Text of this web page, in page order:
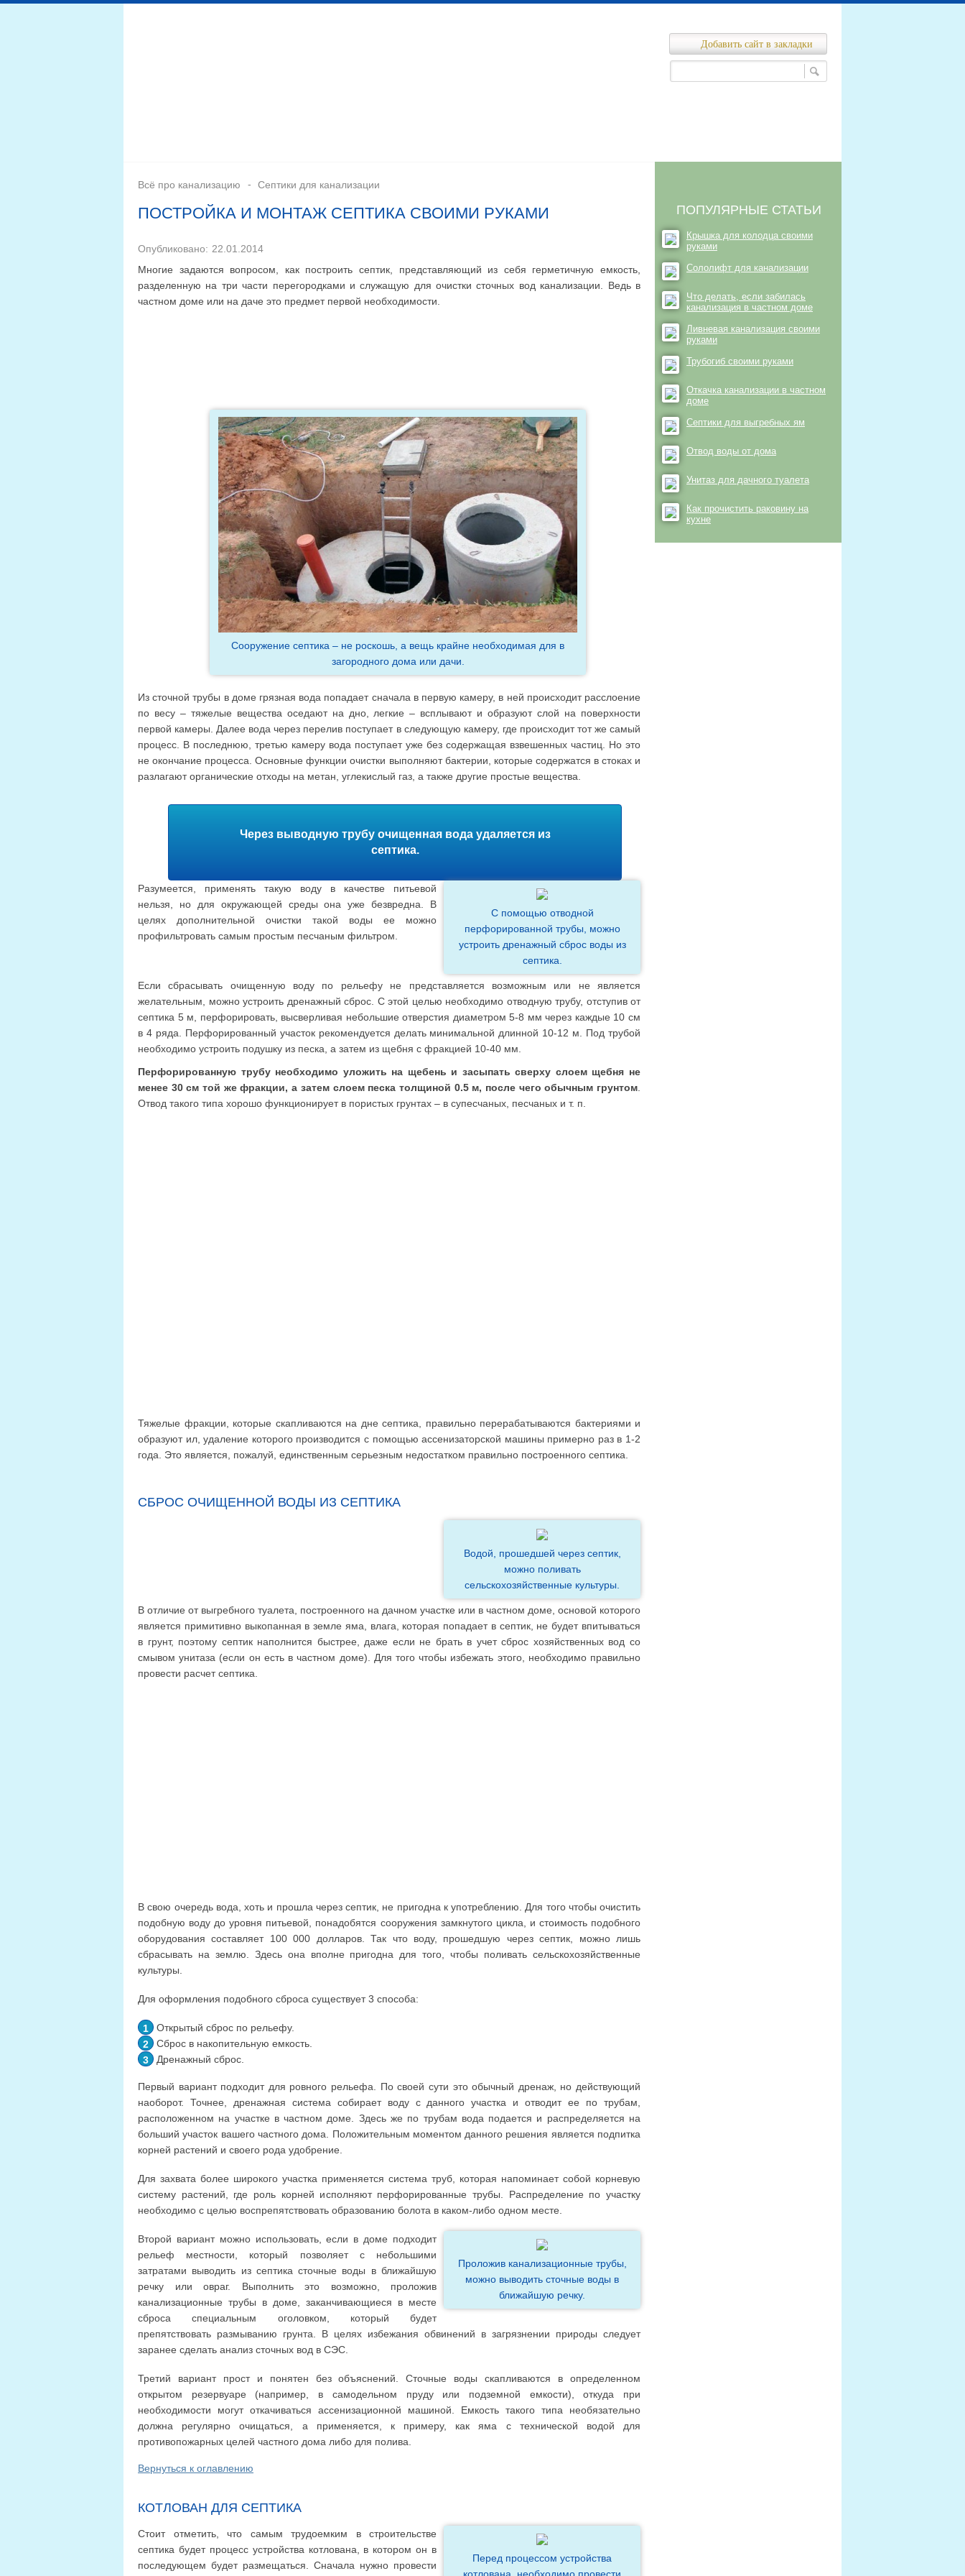
Добавить сайт в закладки
Всё про канализацию Септики для канализации
ПОСТРОЙКА И МОНТАЖ СЕПТИКА СВОИМИ РУКАМИ
Опубликовано: 22.01.2014
Многие задаются вопросом, как построить септик, представляющий из себя герметичную емкость,
разделенную на три части перегородками и служащую для очистки сточных вод канализации. Ведь в
частном доме или на даче это предмет первой необходимости.
Сооружение септика – не роскошь, а вещь крайне необходимая для в
загородного дома или дачи.
Из сточной трубы в доме грязная вода попадает сначала в первую камеру, в ней происходит расслоение
по весу – тяжелые вещества оседают на дно, легкие – всплывают и образуют слой на поверхности
первой камеры. Далее вода через перелив поступает в следующую камеру, где происходит тот же самый
процесс. В последнюю, третью камеру вода поступает уже без содержащая взвешенных частиц. Но это
не окончание процесса. Основные функции очистки выполняют бактерии, которые содержатся в стоках и
разлагают органические отходы на метан, углекислый газ, а также другие простые вещества.
Через выводную трубу очищенная вода удаляется из
септика.
С помощью отводной
перфорированной трубы, можно
устроить дренажный сброс воды из
септика.
Разумеется, применять такую воду в качестве питьевой
нельзя, но для окружающей среды она уже безвредна. В
целях дополнительной очистки такой воды ее можно
профильтровать самым простым песчаным фильтром.
Если сбрасывать очищенную воду по рельефу не представляется возможным или не является
желательным, можно устроить дренажный сброс. С этой целью необходимо отводную трубу, отступив от
септика 5 м, перфорировать, высверливая небольшие отверстия диаметром 5-8 мм через каждые 10 см
в 4 ряда. Перфорированный участок рекомендуется делать минимальной длинной 10-12 м. Под трубой
необходимо устроить подушку из песка, а затем из щебня с фракцией 10-40 мм.
Перфорированную трубу необходимо уложить на щебень и засыпать сверху слоем щебня не
менее 30 см той же фракции, а затем слоем песка толщиной 0.5 м, после чего обычным грунтом.
Отвод такого типа хорошо функционирует в пористых грунтах – в супесчаных, песчаных и т. п.
Тяжелые фракции, которые скапливаются на дне септика, правильно перерабатываются бактериями и
образуют ил, удаление которого производится с помощью ассенизаторской машины примерно раз в 1-2
года. Это является, пожалуй, единственным серьезным недостатком правильно построенного септика.
СБРОС ОЧИЩЕННОЙ ВОДЫ ИЗ СЕПТИКА
Водой, прошедшей через септик,
можно поливать
сельскохозяйственные культуры.
В отличие от выгребного туалета, построенного на дачном участке или в частном доме, основой которого
является примитивно выкопанная в земле яма, влага, которая попадает в септик, не будет впитываться
в грунт, поэтому септик наполнится быстрее, даже если не брать в учет сброс хозяйственных вод со
смывом унитаза (если он есть в частном доме). Для того чтобы избежать этого, необходимо правильно
провести расчет септика.
В свою очередь вода, хоть и прошла через септик, не пригодна к употреблению. Для того чтобы очистить
подобную воду до уровня питьевой, понадобятся сооружения замкнутого цикла, и стоимость подобного
оборудования составляет 100 000 долларов. Так что воду, прошедшую через септик, можно лишь
сбрасывать на землю. Здесь она вполне пригодна для того, чтобы поливать сельскохозяйственные
культуры.
Для оформления подобного сброса существует 3 способа:
Открытый сброс по рельефу.
Сброс в накопительную емкость.
Дренажный сброс.
Первый вариант подходит для ровного рельефа. По своей сути это обычный дренаж, но действующий
наоборот. Точнее, дренажная система собирает воду с данного участка и отводит ее по трубам,
расположенном на участке в частном доме. Здесь же по трубам вода подается и распределяется на
больший участок вашего частного дома. Положительным моментом данного решения является подпитка
корней растений и своего рода удобрение.
Для захвата более широкого участка применяется система труб, которая напоминает собой корневую
систему растений, где роль корней исполняют перфорированные трубы. Распределение по участку
необходимо с целью воспрепятствовать образованию болота в каком-либо одном месте.
Проложив канализационные трубы,
можно выводить сточные воды в
ближайшую речку.
Второй вариант можно использовать, если в доме подходит
рельеф местности, который позволяет с небольшими
затратами выводить из септика сточные воды в ближайшую
речку или овраг. Выполнить это возможно, проложив
канализационные трубы в доме, заканчивающиеся в месте
сброса специальным оголовком, который будет
препятствовать размыванию грунта. В целях избежания обвинений в загрязнении природы следует
заранее сделать анализ сточных вод в СЭС.
Третий вариант прост и понятен без объяснений. Сточные воды скапливаются в определенном
открытом резервуаре (например, в самодельном пруду или подземной емкости), откуда при
необходимости могут откачиваться ассенизационной машиной. Емкость такого типа необязательно
должна регулярно очищаться, а применяется, к примеру, как яма с технической водой для
противопожарных целей частного дома либо для полива.
Вернуться к оглавлению
КОТЛОВАН ДЛЯ СЕПТИКА
Перед процессом устройства
Стоит отметить, что самым трудоемким в строительстве
септика будет процесс устройства котлована, в котором он в
последующем будет размещаться. Сначала нужно провести
ПОПУЛЯРНЫЕ СТАТЬИ
Крышка для колодца своими
руками
Сололифт для канализации
Что делать, если забилась
канализация в частном доме
Ливневая канализация своими
руками
Трубогиб своими руками
Откачка канализации в частном
доме
Септики для выгребных ям
Отвод воды от дома
Унитаз для дачного туалета
Как прочистить раковину на
кухне